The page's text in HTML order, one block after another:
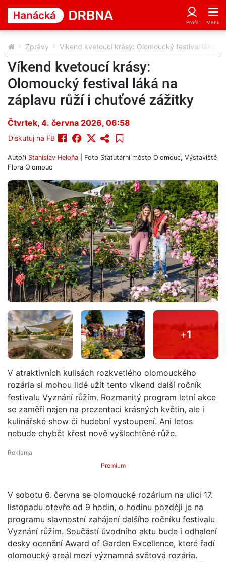
Zprávy Víkend kvetoucí krásy: Olomoucký festival láká
Víkend kvetoucí krásy:
Olomoucký festival láká na
záplavu růží i chuťové zážitky
Čtvrtek, 4. června 2026, 06:58
Diskutuj na FB
Autoři Stanislav Heloňa | Foto Statutární město Olomouc, Výstaviště
Flora Olomouc
+1
V atraktivních kulisách rozkvetlého olomouckého
rozária si mohou lidé užít tento víkend další ročník
festivalu Vyznání růžím. Rozmanitý program letní akce
se zaměří nejen na prezentaci krásných květin, ale i
kulinářské show či hudební vystoupení. Ani letos
nebude chybět křest nově vyšlechtěné růže.
Premium
V sobotu 6. června se olomoucké rozárium na ulici 17.
listopadu otevře od 9 hodin, o hodinu později je na
programu slavnostní zahájení dalšího ročníku festivalu
Vyznání růžím. Součástí úvodního aktu bude i odhalení
desky ocenění Award of Garden Excellence, které řadí
olomoucký areál mezi významná světová rozária.